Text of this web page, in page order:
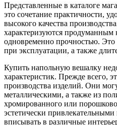
Представленные в каталоге
это сочетание практичности,
высокого качества
характеризуются продуманным
одновременно прочностью. Это
при эксплуатации, а также
Купить напольную вешалку
характеристик. Прежде всего,
производства изделий. Они
металлическими, а также из
хромированного или
эстетически
вписывать в различные